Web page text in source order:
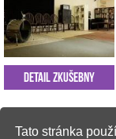
Tato stránka
Detail zkušebny